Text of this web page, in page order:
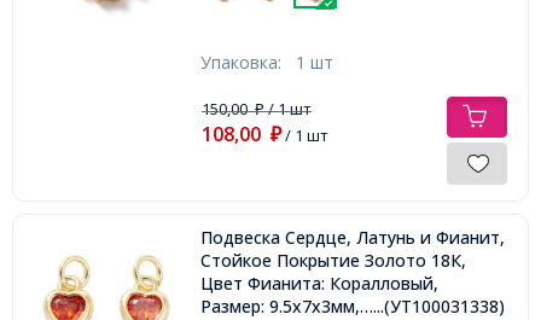
Упаковка: 1 шт
150,00₽/ 1 шт
108,00 ₽/ 1 шт
Подвеска Сердце, Латунь и Фианит,
Стойкое Покрытие Золото 18К,
Цвет Фианита: Коралловый,
Размер: 9.5х7х3мм,
...(УТ100031338)